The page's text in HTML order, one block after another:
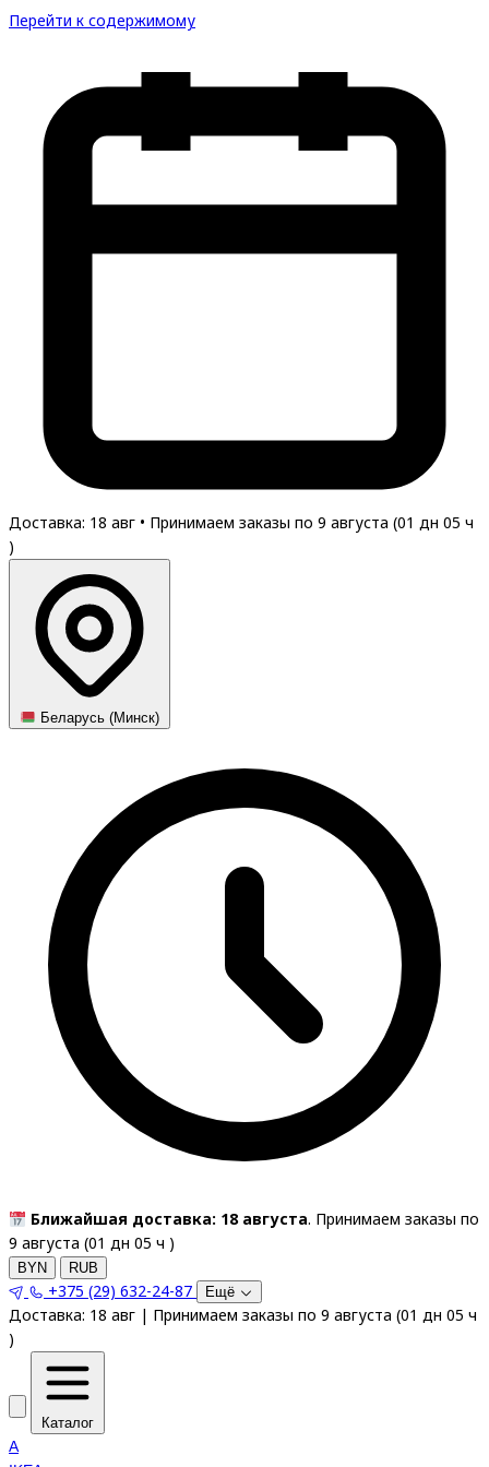
Перейти к содержимому
Доставка: 18 авг • Принимаем заказы по 9 августа (01 дн 05 ч
)
Беларусь (Минск)
Ближайшая доставка: 18 августа. Принимаем заказы по
9 августа (01 дн 05 ч )
BYN RUB
+375 (29) 632-24-87 Ещё
Доставка: 18 авг | Принимаем заказы по 9 августа (01 дн 05 ч
)
Каталог
A